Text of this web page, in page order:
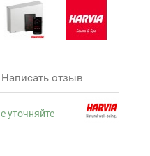
Написать отзыв
уточняйте